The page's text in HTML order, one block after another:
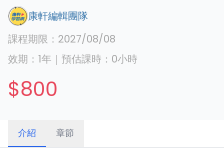
康軒編輯團隊
課程期限： 2027/08/08
效期： 1年 ｜ 預估課時： 0小時
$800
介紹 章節